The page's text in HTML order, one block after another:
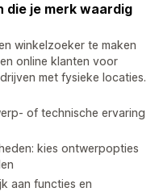
die je merk waardig
winkelzoeker te maken
online klanten voor
met fysieke locaties.
of technische ervaring
kies ontwerpopties
aan functies en